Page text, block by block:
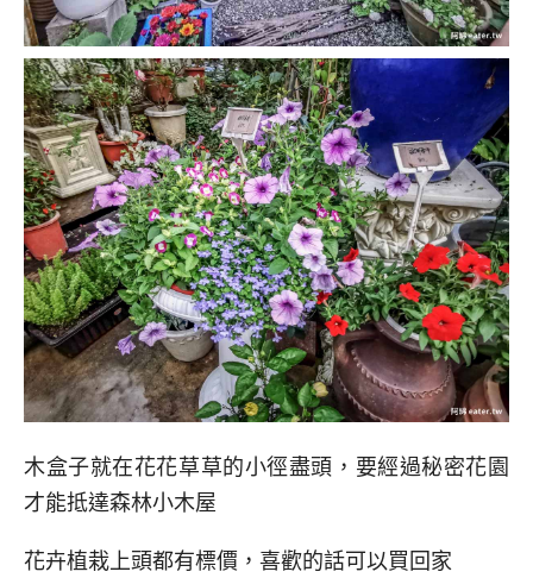
木盒子就在花花草草的小徑盡頭，要經過秘密花園
才能抵達森林小木屋
花卉植栽上頭都有標價，喜歡的話可以買回家